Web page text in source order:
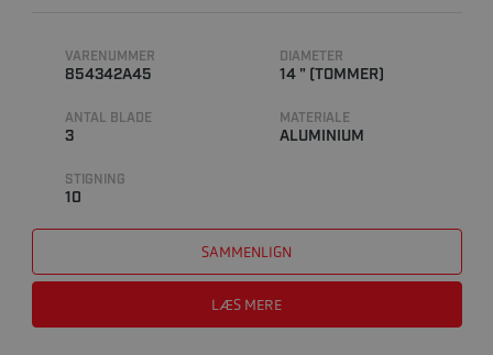
VARENUMMER
854342A45
DIAMETER
14 " (TOMMER)
ANTAL BLADE
3
MATERIALE
ALUMINIUM
STIGNING
10
SAMMENLIGN
LÆS MERE